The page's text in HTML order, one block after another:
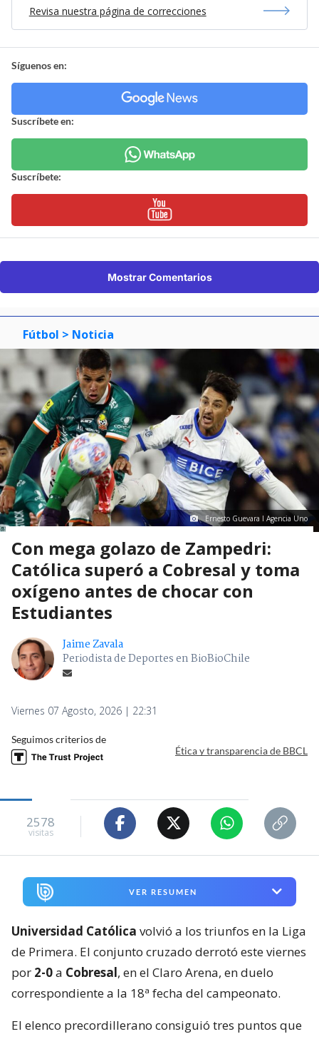
Revisa nuestra página de correcciones
Síguenos en:
Suscríbete en:
Suscríbete:
Mostrar Comentarios
Fútbol > Noticia
Ernesto Guevara I Agencia Uno
Con mega golazo de Zampedri:
Católica superó a Cobresal y toma
oxígeno antes de chocar con
Estudiantes
Jaime Zavala
Periodista de Deportes en BioBioChile
Viernes 07 Agosto, 2026 | 22:31
Seguimos criterios de
Ética y transparencia de BBCL
2578
visitas
VER RESUMEN
Universidad Católica volvió a los triunfos en la Liga
de Primera. El conjunto cruzado derrotó este viernes
por 2-0a Cobresal, en el Claro Arena, en duelo
correspondiente a la 18ª fecha del campeonato.
El elenco precordillerano consiguió tres puntos que